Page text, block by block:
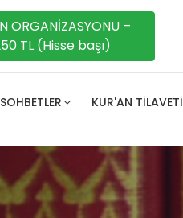
ORGANİZASYONU –
TL (Hisse başı)
KUR'AN TILAVETI